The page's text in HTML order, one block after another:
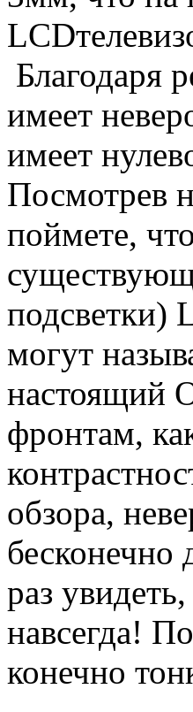
LCD
Благодаря
имеет
имеет
Посмотрев
поймете,
подсветки)
могут
настоящий
фронтам,
обзора,
бесконечно
раз
навсегда!
конечно